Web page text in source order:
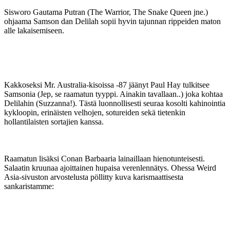
Sisworo Gautama Putran (The Warrior, The Snake Queen jne.)
ohjaama Samson dan Delilah sopii hyvin tajunnan rippeiden maton
alle lakaisemiseen.
Kakkoseksi Mr. Australia-kisoissa ‑87 jäänyt Paul Hay tulkitsee
Samsonia (Jep, se raamatun tyyppi. Ainakin tavallaan..) joka kohtaa
Delilahin (Suzzanna!). Tästä luonnollisesti seuraa kosolti kahinointia
kykloopin, erinäisten velhojen, sotureiden sekä tietenkin
hollantilaisten sortajien kanssa.
Raamatun lisäksi Conan Barbaaria lainaillaan hienotunteisesti.
Salaatin kruunaa ajoittainen hupaisa verenlennätys. Ohessa Weird
Asia-sivuston arvostelusta pöllitty kuva karismaattisesta
sankaristamme: